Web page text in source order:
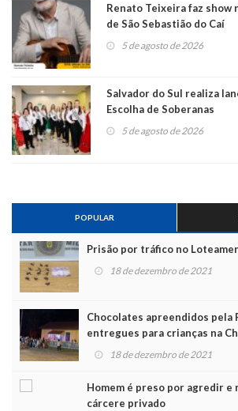
Renato Teixeira faz show
de São Sebastião do Caí
5 de agosto de 2026
Salvador do Sul realiza
Escolha de Soberanas
5 de agosto de 2026
POPULAR
Prisão por tráfico no
18 de dezembro de 2021
Chocolates apreendidos pela
entregues para crianças na
Noel 18 de dezembro de 2021
Homem é preso por agredir e
cárcere privado